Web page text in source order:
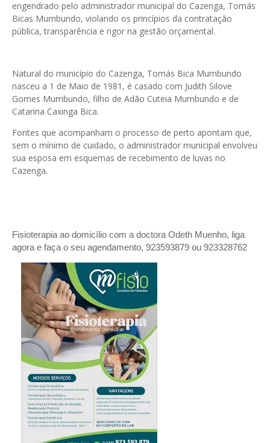
engendrado pelo administrador municipal do Cazenga, Tomás
Bicas Mumbundo, violando os princípios da contratação
pública, transparência e rigor na gestão orçamental.
Natural do município do Cazenga, Tomás Bica Mumbundo
nasceu a 1 de Maio de 1981, é casado com Judith Silove
Gomes Mumbundo, filho de Adão Cuteia Mumbundo e de
Catarina Caxinga Bica.
Fontes que acompanham o processo de perto apontam que,
sem o mínimo de cuidado, o administrador municipal envolveu
sua esposa em esquemas de recebimento de luvas no
Cazenga.
Fisioterapia ao domicílio com a doctora Odeth Muenho, liga
agora e faça o seu agendamento, 923593879 ou 923328762